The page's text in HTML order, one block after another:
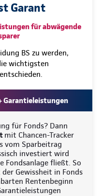
Garant
für abwägende
BS zu werden,
wichtigsten
Garantieleistungen
für Fonds? Dann
mit Chancen-Tracker
vom Sparbeitrag
investiert wird
Fondsanlage fließt. So
Gewissheit in Fonds
Rentenbeginn